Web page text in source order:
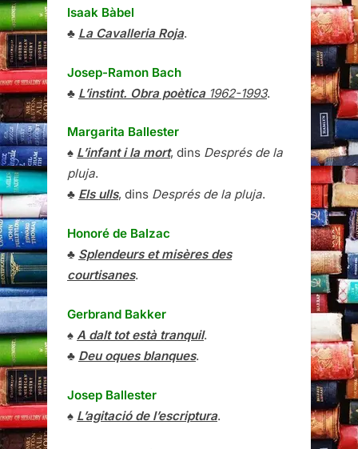
Isaak Bàbel
♣ La Cavalleria Roja.
Josep-Ramon Bach
♣ L’instint. Obra poètica1962-1993.
Margarita Ballester
♠ L’infant i la mort, dins Després de la
pluja.
♣ Els ulls, dins Després de la pluja.
Honoré de Balzac
♣ Splendeurs et misères des
courtisanes.
Gerbrand Bakker
♠ A dalt tot està tranquil.
♣ Deu oques blanques.
Josep Ballester
♠ L’agitació de l’escriptura.